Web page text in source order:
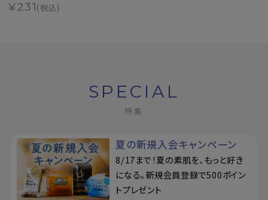
¥231(税込)
SPECIAL
特集
夏の新規入会キャンペーン
8/17まで！夏の素肌を、もっと好き
になる。新規会員登録で500ポイン
トプレゼント